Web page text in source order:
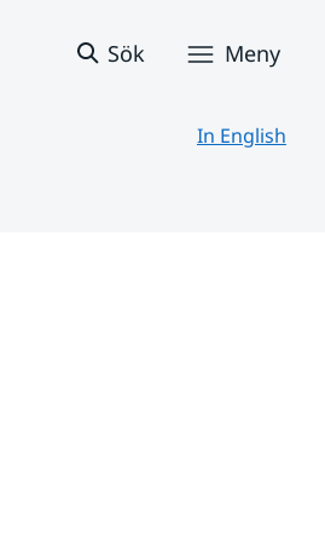
Sök Meny
In English